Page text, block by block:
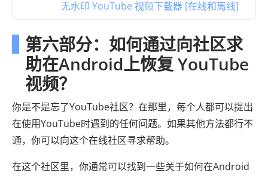
无水印 YouTube 视频下载器 [在线和离线]
第六部分：如何通过向社区求
助在Android上恢复 YouTube
视频？
你是不是忘了YouTube社区？在那里，每个人都可以提出
在使用YouTube时遇到的任何问题。如果其他方法都行不
通，你可以向这个在线社区寻求帮助。
在这个社区里，你通常可以找到一些关于如何在Android